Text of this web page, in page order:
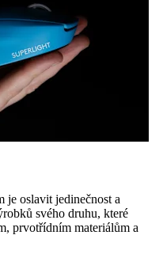
je oslavit jedinečnost a
svého druhu, které
prvotřídním materiálům a